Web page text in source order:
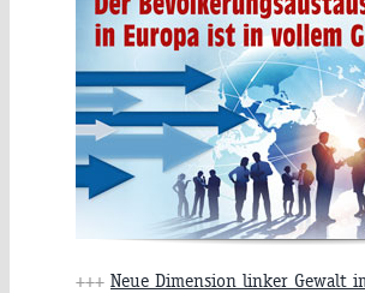
+++ Neue Dimension linker Gewalt